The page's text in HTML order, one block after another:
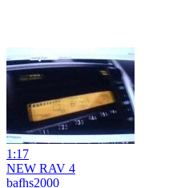
1:17
NEW RAV 4
bafhs2000